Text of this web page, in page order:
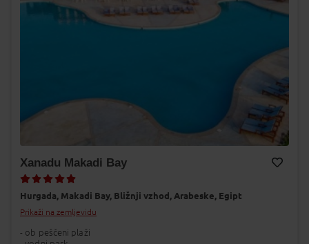
Xanadu Makadi Bay
Hurgada, Makadi Bay, Bližnji vzhod, Arabeske, Egipt
Prikaži na zemljevidu
- ob peščeni plaži